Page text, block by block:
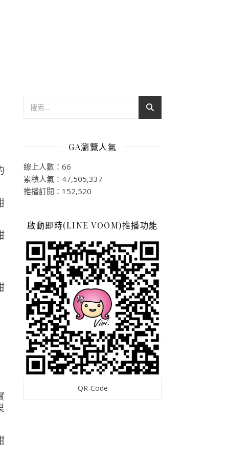
GA瀏覽人氣
線上人數：66
累積人氣：47,505,337
推播訂閱：152,520
啟動即時(LINE VOOM)推播功能
QR-Code